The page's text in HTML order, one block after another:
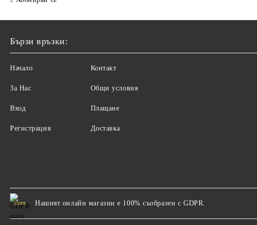
Бързи връзки:
Начало
За Нас
Вход
Регистрация
Контакт
Общи условия
Плащане
Доставка
GDPR Нашият онлайн магазин е 100% съобразен с GDPR.